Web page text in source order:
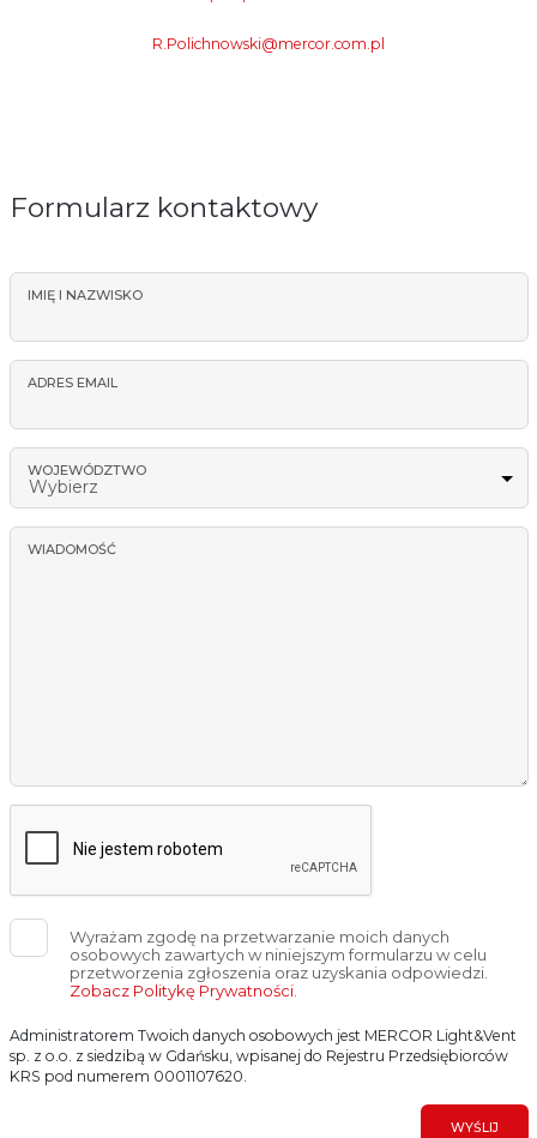
R.Polichnowski@mercor.com.pl
Formularz kontaktowy
IMIĘ I NAZWISKO
ADRES EMAIL
WOJEWÓDZTWO
Wybierz
WIADOMOŚĆ
Wyrażam zgodę na przetwarzanie moich danych
osobowych zawartych w niniejszym formularzu w celu
przetworzenia zgłoszenia oraz uzyskania odpowiedzi.
Zobacz Politykę Prywatności.
Administratorem Twoich danych osobowych jest MERCOR Light&Vent
sp. z o.o. z siedzibą w Gdańsku, wpisanej do Rejestru Przedsiębiorców
KRS pod numerem 0001107620.
WYŚLIJ